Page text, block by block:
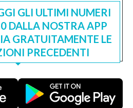
GLI ULTIMI NUMERI
DALLA NOSTRA APP
GRATUITAMENTE LE
PRECEDENTI